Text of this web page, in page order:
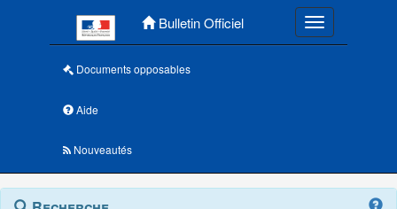
Bulletin Officiel Toggle
Documents opposables
Aide
Nouveautés
Navigation
Menu